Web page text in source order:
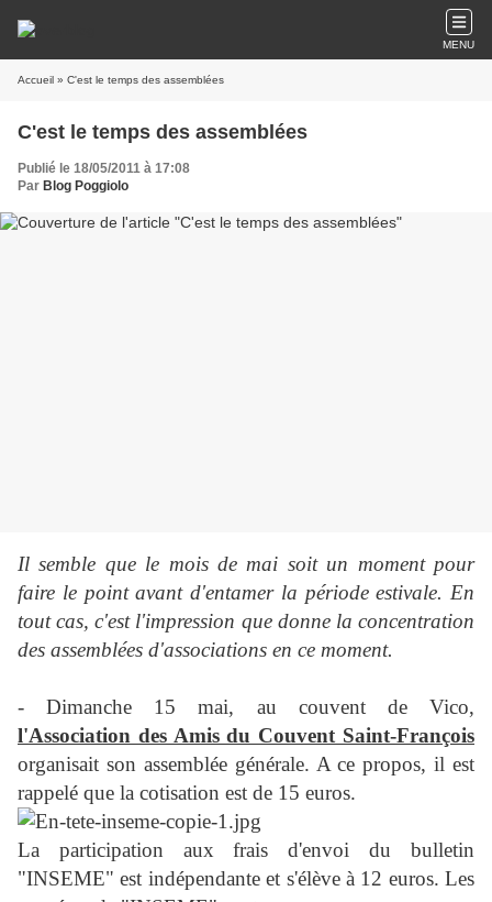
MENU
Accueil » C'est le temps des assemblées
C'est le temps des assemblées
Publié le 18/05/2011 à 17:08
Par Blog Poggiolo
Il semble que le mois de mai soit un moment pour
faire le point avant d'entamer la période estivale. En
tout cas, c'est l'impression que donne la concentration
des assemblées d'associations en ce moment.
- Dimanche 15 mai, au couvent de Vico,
l'Association des Amis du Couvent Saint-François
organisait son assemblée générale. A ce propos, il est
rappelé que la cotisation est de 15 euros.
La participation aux frais d'envoi du bulletin
"INSEME" est indépendante et s'élève à 12 euros. Les